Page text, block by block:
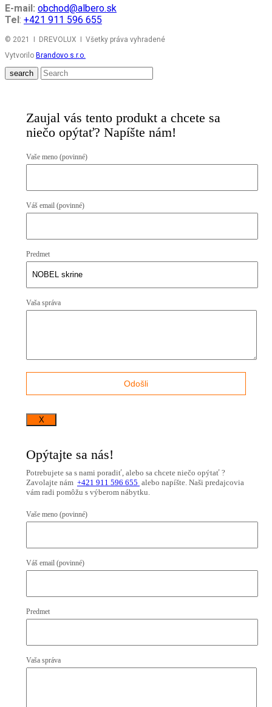
E-mail: obchod@albero.sk
Tel: +421 911 596 655
© 2021 I DREVOLUX I Všetky práva vyhradené
Vytvorilo Brandovo s.r.o.
search
Zaujal vás tento produkt a chcete sa
niečo opýtať? Napíšte nám!
Vaše meno (povinné)
Váš email (povinné)
Predmet
Vaša správa
X
Opýtajte sa nás!
Potrebujete sa s nami poradiť, alebo sa chcete niečo opýtať ?
Zavolajte nám +421 911 596 655 alebo napíšte. Naši predajcovia
vám radi pomôžu s výberom nábytku.
Vaše meno (povinné)
Váš email (povinné)
Predmet
Vaša správa